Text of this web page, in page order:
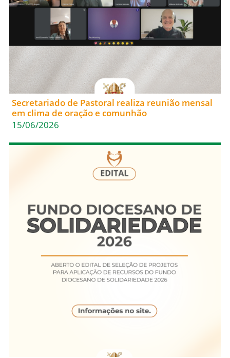
Secretariado de Pastoral realiza reunião mensal
em clima de oração e comunhão
15/06/2026